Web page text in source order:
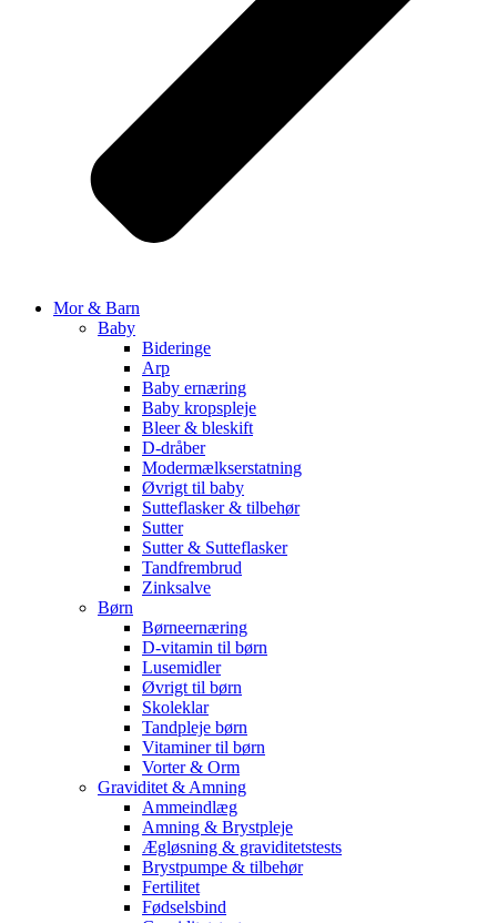
Mor & Barn
Baby
Bideringe
Arp
Baby ernæring
Baby kropspleje
Bleer & bleskift
D-dråber
Modermælkserstatning
Øvrigt til baby
Sutteflasker & tilbehør
Sutter
Sutter & Sutteflasker
Tandfrembrud
Zinksalve
Børn
Børneernæring
D-vitamin til børn
Lusemidler
Øvrigt til børn
Skoleklar
Tandpleje børn
Vitaminer til børn
Vorter & Orm
Graviditet & Amning
Ammeindlæg
Amning & Brystpleje
Ægløsning & graviditetstests
Brystpumpe & tilbehør
Fertilitet
Fødselsbind